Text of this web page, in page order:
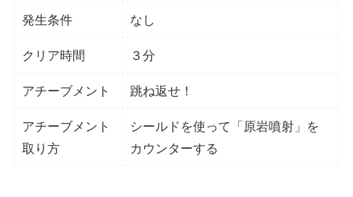
発生条件 なし
クリア時間 ３分
アチーブメント 跳ね返せ！
アチーブメント
取り方
シールドを使って「原岩噴射」を
カウンターする